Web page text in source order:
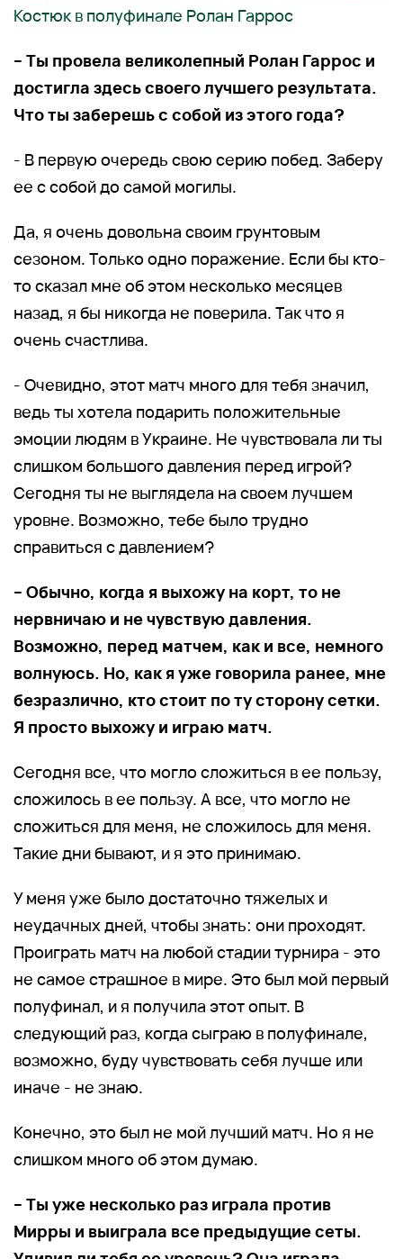
Костюк в полуфинале Ролан Гаррос
– Ты провела великолепный Ролан Гаррос и
достигла здесь своего лучшего результата.
Что ты заберешь с собой из этого года?
- В первую очередь свою серию побед. Заберу
ее с собой до самой могилы.
Да, я очень довольна своим грунтовым
сезоном. Только одно поражение. Если бы кто-
то сказал мне об этом несколько месяцев
назад, я бы никогда не поверила. Так что я
очень счастлива.
- Очевидно, этот матч много для тебя значил,
ведь ты хотела подарить положительные
эмоции людям в Украине. Не чувствовала ли ты
слишком большого давления перед игрой?
Сегодня ты не выглядела на своем лучшем
уровне. Возможно, тебе было трудно
справиться с давлением?
– Обычно, когда я выхожу на корт, то не
нервничаю и не чувствую давления.
Возможно, перед матчем, как и все, немного
волнуюсь. Но, как я уже говорила ранее, мне
безразлично, кто стоит по ту сторону сетки.
Я просто выхожу и играю матч.
Сегодня все, что могло сложиться в ее пользу,
сложилось в ее пользу. А все, что могло не
сложиться для меня, не сложилось для меня.
Такие дни бывают, и я это принимаю.
У меня уже было достаточно тяжелых и
неудачных дней, чтобы знать: они проходят.
Проиграть матч на любой стадии турнира - это
не самое страшное в мире. Это был мой первый
полуфинал, и я получила этот опыт. В
следующий раз, когда сыграю в полуфинале,
возможно, буду чувствовать себя лучше или
иначе - не знаю.
Конечно, это был не мой лучший матч. Но я не
слишком много об этом думаю.
– Ты уже несколько раз играла против
Мирры и выиграла все предыдущие сеты.